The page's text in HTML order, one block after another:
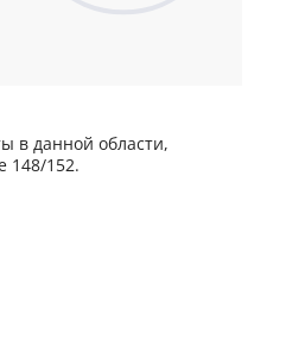
в данной области,
148/152.